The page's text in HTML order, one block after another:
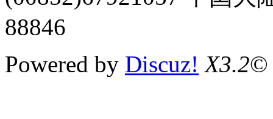
88846
Powered by Discuz! X3.2©